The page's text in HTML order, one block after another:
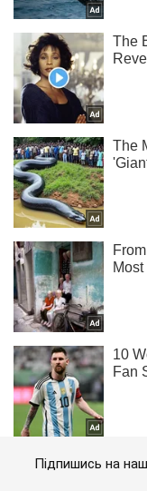
Підпишись на